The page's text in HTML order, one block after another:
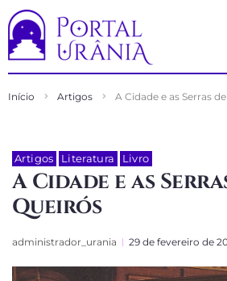
Início Artigos A Cidade e as Serras
Artigos Literatura Livro
A Cidade e as
Queirós
administrador_urania 29 de fevereiro de